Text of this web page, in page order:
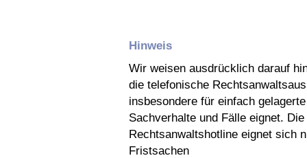
Hinweis
Wir weisen ausdrücklich darauf
die telefonische
insbesondere für einfach gelagerte
Sachverhalte und Fälle eignet. Die
Rechtsanwaltshotline eignet sich
Fristsachen